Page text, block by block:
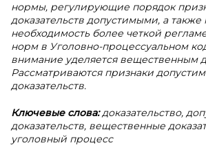
нормы, регулирующие порядок
доказательств допустимыми, а также
необходимость более четкой
норм в Уголовно-процессуальном
внимание уделяется вещественным
Рассматриваются признаки
доказательств.
Ключевые слова:доказательство,
доказательств, вещественные
уголовный процесс